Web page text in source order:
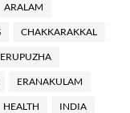
ARALAM
CHAKKARAKKAL
ERANAKULAM
HEALTH INDIA